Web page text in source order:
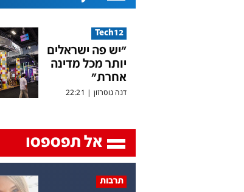
Tech12
"יש פה ישראלים
יותר מכל מדינה
אחרת"
דנה גוטרזון |
22:21
אל תפספסו
תרבות